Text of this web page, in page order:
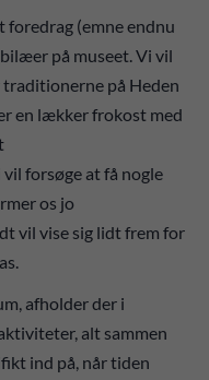
foredrag (emne endnu
på museet. Vi vil
på Heden
en lækker frokost med
forsøge at få nogle
os jo
vil vise sig lidt frem for
afholder der i
alt sammen
ind på, når tiden